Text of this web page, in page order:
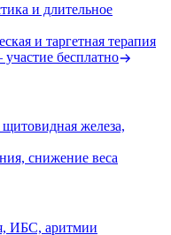
и длительное
и таргетная терапия
бесплатно
щитовидная железа,
снижение веса
ИБС, аритмии